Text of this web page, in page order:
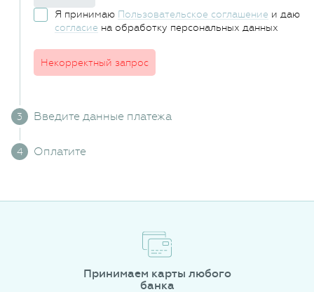
Я принимаю Пользовательское соглашение и даю
согласие на обработку персональных данных
Некорректный запрос
Введите данные платежа
Оплатите
Принимаем карты любого
банка